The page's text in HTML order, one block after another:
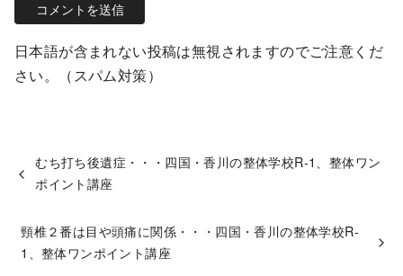
日本語が含まれない投稿は無視されますのでご注意くだ
さい。（スパム対策）
むち打ち後遺症・・・四国・香川の整体学校R-1、整体ワン
ポイント講座
頸椎２番は目や頭痛に関係・・・四国・香川の整体学校R-
1、整体ワンポイント講座